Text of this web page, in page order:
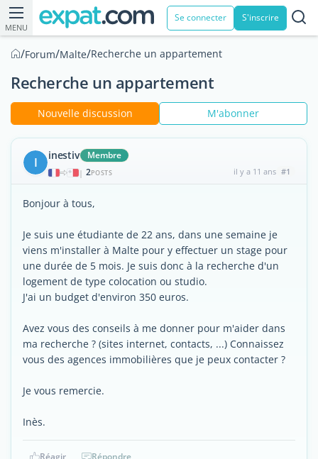
MENU
Se connecter S'inscrire
/Forum/Malte/Recherche un appartement
Recherche un appartement
Nouvelle discussion M'abonner
I inestiv Membre
| 2POSTS il y a 11 ans #1
Bonjour à tous,
Je suis une étudiante de 22 ans, dans une semaine je
viens m'installer à Malte pour y effectuer un stage pour
une durée de 5 mois. Je suis donc à la recherche d'un
logement de type colocation ou studio.
J'ai un budget d'environ 350 euros.
Avez vous des conseils à me donner pour m'aider dans
ma recherche ? (sites internet, contacts, ...) Connaissez
vous des agences immobilières que je peux contacter ?
Je vous remercie.
Inès.
Réagir Répondre